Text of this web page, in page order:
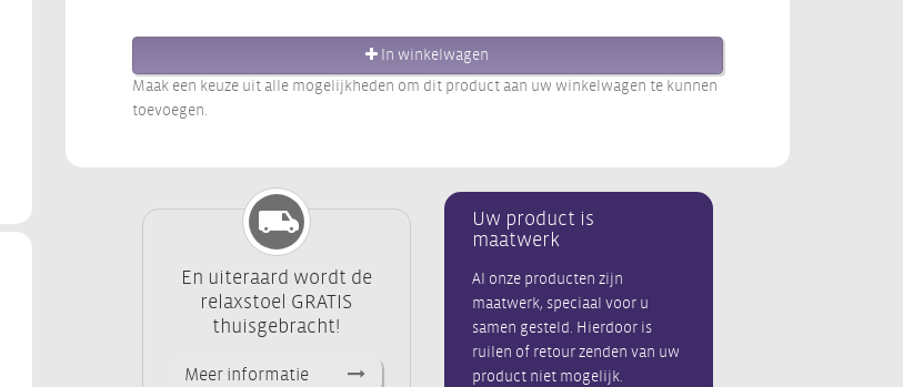
In winkelwagen
Maak een keuze uit alle mogelijkheden om dit product aan uw winkelwagen te kunnen
toevoegen.
En uiteraard wordt de
relaxstoel GRATIS
thuisgebracht!
Meer informatie
Uw product is
maatwerk
Al onze producten zijn
maatwerk, speciaal voor u
samen gesteld. Hierdoor is
ruilen of retour zenden van uw
product niet mogelijk.